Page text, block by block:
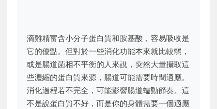
滴雞精富含小分子蛋白質和胺基酸，容易吸收是
它的優點。但對於一些消化功能本來就比較弱，
或是腸道菌相不平衡的人來說，突然大量攝取這
些濃縮的蛋白質來源，腸道可能需要時間適應。
消化過程若不完全，可能影響腸道蠕動節奏。這
不是說蛋白質不好，而是你的身體需要一個適應